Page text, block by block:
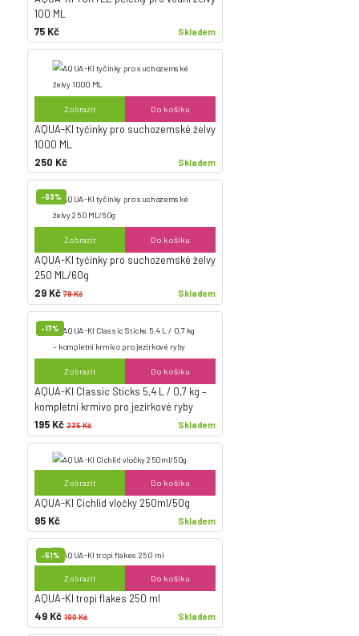
100 ML
75 Kč
Skladem
Zobrazit Do košíku
AQUA-KI tyčinky pro suchozemské želvy
1000 ML
250 Kč
Skladem
-63%
Zobrazit Do košíku
AQUA-KI tyčinky pro suchozemské želvy
250 ML/60g
29 Kč 78 Kč Skladem
-17%
Zobrazit Do košíku
AQUA-KI Classic Sticks 5,4 L / 0,7 kg –
kompletní krmivo pro jezírkové ryby
195 Kč 235 Kč Skladem
Zobrazit Do košíku
AQUA-KI Cichlid vločky 250ml/50g
95 Kč
Skladem
-51%
Zobrazit Do košíku
AQUA-KI tropi flakes 250 ml
49 Kč 100 Kč Skladem